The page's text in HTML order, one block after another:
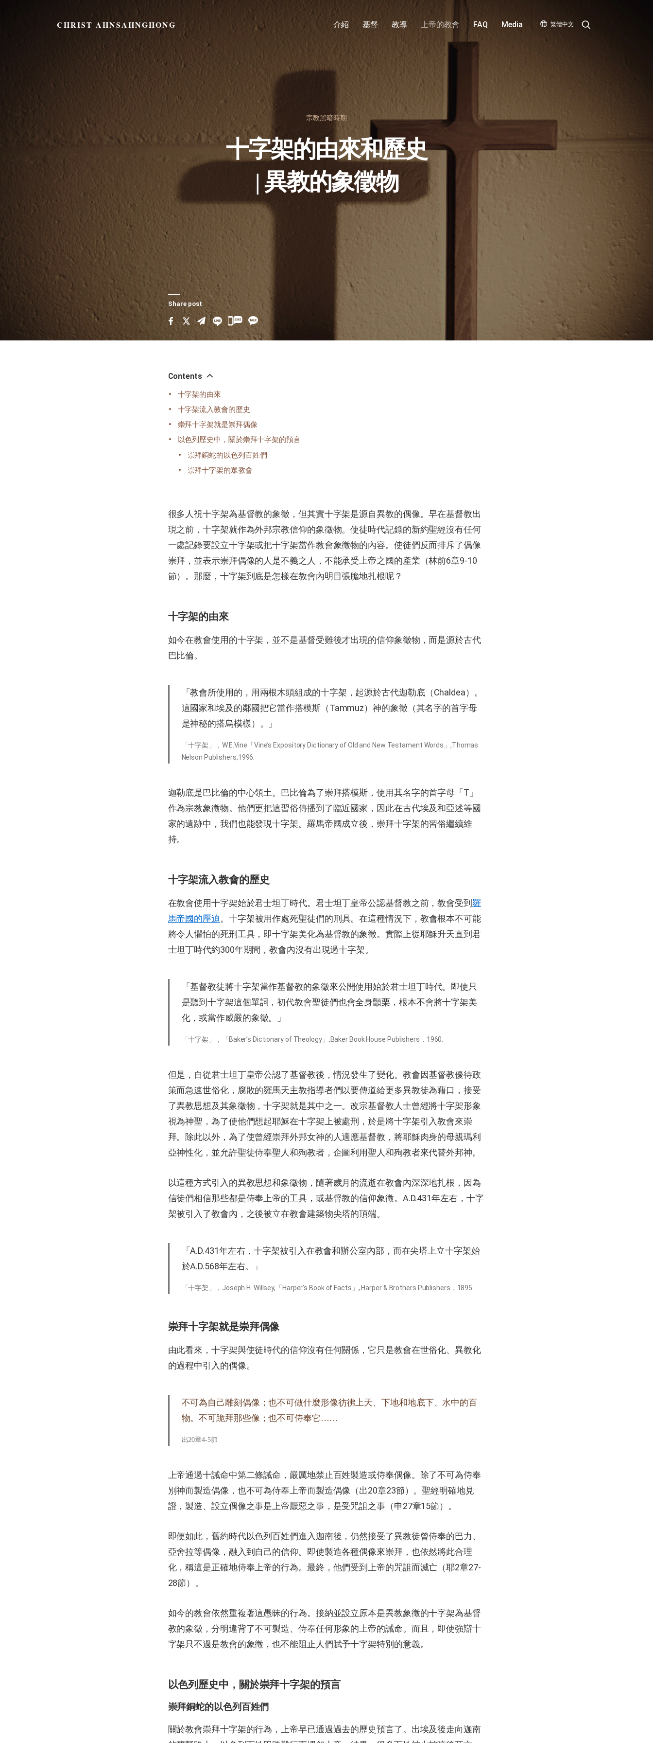
CHRIST AHNSAHNGHONG 介紹 基督 教導 上帝的教會 FAQ Media 繁體中文 Search
宗教黑暗時期
十字架的由來和歷史
| 異教的象徵物
Share post
카
오
Contents
十字架的由來
十字架流入教會的歷史
崇拜十字架就是崇拜偶像
以色列歷史中，關於崇拜十字架的預言
崇拜銅蛇的以色列百姓們
崇拜十字架的眾教會
很多人視十字架為基督教的象徵，但其實十字架是源自異教的偶像。早在基督教出
現之前，十字架就作為外邦宗教信仰的象徵物。使徒時代記錄的新約聖經沒有任何
一處記錄要設立十字架或把十字架當作教會象徵物的內容。使徒們反而排斥了偶像
崇拜，並表示崇拜偶像的人是不義之人，不能承受上帝之國的產業（林前6章9-10
節）。那麼，十字架到底是怎樣在教會內明目張膽地扎根呢？
十字架的由來
如今在教會使用的十字架，並不是基督受難後才出現的信仰象徵物，而是源於古代
巴比倫。
「教會所使用的，用兩根木頭組成的十字架，起源於古代迦勒底（Chaldea）。
這國家和埃及的鄰國把它當作搭模斯（Tammuz）神的象徵（其名字的首字母
是神秘的搭烏模樣）。」
「十字架」，W.E.Vine「Vine’s Expository Dictionary of Old and New Testament Words」,Thomas
Nelson Publishers,1996.
迦勒底是巴比倫的中心領土。巴比倫為了崇拜搭模斯，使用其名字的首字母「T」
作為宗教象徵物。他們更把這習俗傳播到了臨近國家，因此在古代埃及和亞述等國
家的遺跡中，我們也能發現十字架。羅馬帝國成立後，崇拜十字架的習俗繼續維
持。
十字架流入教會的歷史
在教會使用十字架始於君士坦丁時代。君士坦丁皇帝公認基督教之前，教會受到羅
馬帝國的壓迫 。十字架被用作處死聖徒們的刑具。在這種情況下，教會根本不可能
將令人懼怕的死刑工具，即十字架美化為基督教的象徵。實際上從耶穌升天直到君
士坦丁時代約300年期間，教會內沒有出現過十字架。
「基督教徒將十字架當作基督教的象徵來公開使用始於君士坦丁時代。即使只
是聽到十字架這個單詞，初代教會聖徒們也會全身顫栗，根本不會將十字架美
化，或當作威嚴的象徵。」
「十字架」，「Baker’s Dictionary of Theology」,Baker Book House Publishers，1960.
但是，自從君士坦丁皇帝公認了基督教後，情況發生了變化。教會因基督教優待政
策而急速世俗化，腐敗的羅馬天主教指導者們以要傳道給更多異教徒為藉口，接受
了異教思想及其象徵物，十字架就是其中之一。改宗基督教人士曾經將十字架形象
視為神聖，為了使他們想起耶穌在十字架上被處刑，於是將十字架引入教會來崇
拜。除此以外，為了使曾經崇拜外邦女神的人適應基督教，將耶穌肉身的母親瑪利
亞神性化，並允許聖徒侍奉聖人和殉教者，企圖利用聖人和殉教者來代替外邦神。
以這種方式引入的異教思想和象徵物，隨著歲月的流逝在教會內深深地扎根，因為
信徒們相信那些都是侍奉上帝的工具，或基督教的信仰象徵。A.D.431年左右，十字
架被引入了教會內，之後被立在教會建築物尖塔的頂端。
「A.D.431年左右，十字架被引入在教會和辦公室內部，而在尖塔上立十字架始
於A.D.568年左右。」
「十字架」，Joseph H. Willsey,「Harper’s Book of Facts」, Harper & Brothers Publishers，1895.
崇拜十字架就是崇拜偶像
由此看來，十字架與使徒時代的信仰沒有任何關係，它只是教會在世俗化、異教化
的過程中引入的偶像。
不可為自己雕刻偶像；也不可做什麼形像彷彿上天、下地和地底下、水中的百
物。不可跪拜那些像；也不可侍奉它……
出20章4-5節
上帝通過十誡命中第二條誡命，嚴厲地禁止百姓製造或侍奉偶像。除了不可為侍奉
別神而製造偶像，也不可為侍奉上帝而製造偶像（出20章23節）。聖經明確地見
證，製造、設立偶像之事是上帝厭惡之事，是受咒詛之事（申27章15節）。
即便如此，舊約時代以色列百姓們進入迦南後，仍然接受了異教徒曾侍奉的巴力、
亞舍拉等偶像，融入到自己的信仰。即使製造各種偶像來崇拜，也依然將此合理
化，稱這是正確地侍奉上帝的行為。最終，他們受到上帝的咒詛而滅亡（耶2章27-
28節）。
如今的教會依然重複著這愚昧的行為。接納並設立原本是異教象徵的十字架為基督
教的象徵，分明違背了不可製造、侍奉任何形象的上帝的誡命。而且，即使強辯十
字架只不過是教會的象徵，也不能阻止人們賦予十字架特別的意義。
以色列歷史中，關於崇拜十字架的預言
崇拜銅蛇的以色列百姓們
關於教會崇拜十字架的行為，上帝早已通過過去的歷史預言了。出埃及後走向迦南